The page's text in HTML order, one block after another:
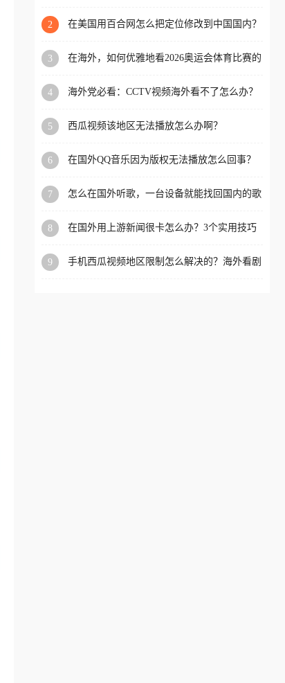
权限制所困扰。
版权限制」的问题，无论人
国、加拿大、澳大利亚、欧
学、定居等，都可以使用，
扰。
2
在美国用百合网怎么把定位修改到中国国内？
3
在海外，如何优雅地看2026奥运会体育比赛的
4
海外党必看：CCTV视频海外看不了怎么办？
5 西瓜视频该地区无法播放怎么办啊？
6
在国外QQ音乐因为版权无法播放怎么回事？
7
怎么在国外听歌，一台设备就能找回国内的歌
8
在国外用上游新闻很卡怎么办？3个实用技巧
9
手机西瓜视频地区限制怎么解决的？海外看剧